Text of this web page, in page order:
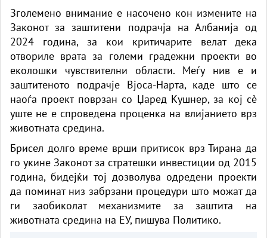
Зголемено внимание е насочено кон измените на
Законот за заштитени подрачја на Албанија од
2024 година, за кои критичарите велат дека
отвориле врата за големи градежни проекти во
еколошки чувствителни области. Меѓу нив е и
заштитеното подрачје Вјоса-Нарта, каде што се
наоѓа проект поврзан со Џаред Кушнер, за кој сè
уште не е спроведена проценка на влијанието врз
животната средина.
Брисел долго време врши притисок врз Тирана да
го укине Законот за стратешки инвестиции од 2015
година, бидејќи тој дозволува одредени проекти
да поминат низ забрзани процедури што можат да
ги заобиколат механизмите за заштита на
животната средина на ЕУ, пишува Политико.